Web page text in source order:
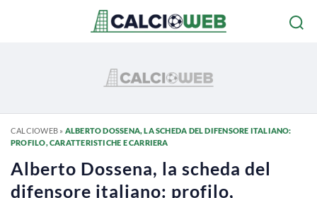
CALCIOWEB» ALBERTO DOSSENA, LA SCHEDA DEL DIFENSORE ITALIANO:
PROFILO, CARATTERISTICHE E CARRIERA
Alberto Dossena, la scheda del
difensore italiano: profilo,